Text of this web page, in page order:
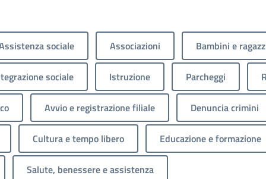
sociale Associazioni Bambini e
sociale Istruzione Parcheggi
Avvio e registrazione filiale Denuncia crimini
Cultura e tempo libero Educazione e formazione
Salute, benessere e assistenza